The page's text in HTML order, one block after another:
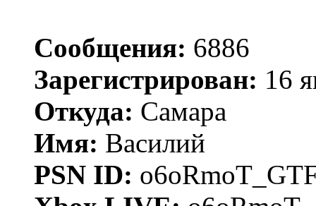
Сообщения: 6886
Зарегистрирован: 16
Откуда: Самара
Имя: Василий
PSN ID: